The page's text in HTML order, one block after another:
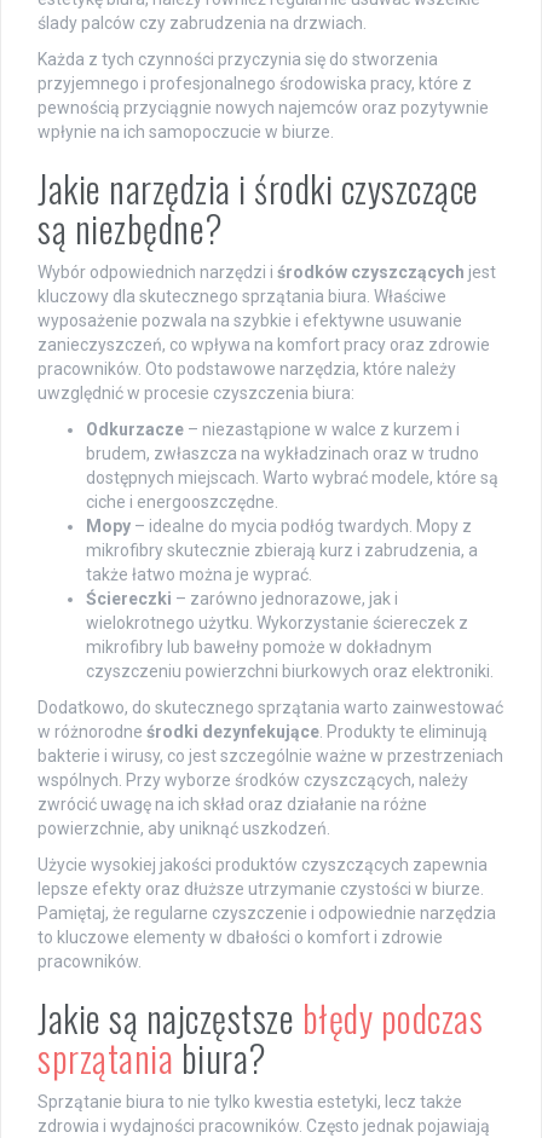
ślady palców czy zabrudzenia na drzwiach.
Każda z tych czynności przyczynia się do stworzenia
przyjemnego i profesjonalnego środowiska pracy, które z
pewnością przyciągnie nowych najemców oraz pozytywnie
wpłynie na ich samopoczucie w biurze.
Jakie narzędzia i środki czyszczące
są niezbędne?
Wybór odpowiednich narzędzi i środków czyszczących jest
kluczowy dla skutecznego sprzątania biura. Właściwe
wyposażenie pozwala na szybkie i efektywne usuwanie
zanieczyszczeń, co wpływa na komfort pracy oraz zdrowie
pracowników. Oto podstawowe narzędzia, które należy
uwzględnić w procesie czyszczenia biura:
Odkurzacze – niezastąpione w walce z kurzem i
brudem, zwłaszcza na wykładzinach oraz w trudno
dostępnych miejscach. Warto wybrać modele, które są
ciche i energooszczędne.
Mopy – idealne do mycia podłóg twardych. Mopy z
mikrofibry skutecznie zbierają kurz i zabrudzenia, a
także łatwo można je wyprać.
Ściereczki – zarówno jednorazowe, jak i
wielokrotnego użytku. Wykorzystanie ściereczek z
mikrofibry lub bawełny pomoże w dokładnym
czyszczeniu powierzchni biurkowych oraz elektroniki.
Dodatkowo, do skutecznego sprzątania warto zainwestować
w różnorodne środki dezynfekujące . Produkty te eliminują
bakterie i wirusy, co jest szczególnie ważne w przestrzeniach
wspólnych. Przy wyborze środków czyszczących, należy
zwrócić uwagę na ich skład oraz działanie na różne
powierzchnie, aby uniknąć uszkodzeń.
Użycie wysokiej jakości produktów czyszczących zapewnia
lepsze efekty oraz dłuższe utrzymanie czystości w biurze.
Pamiętaj, że regularne czyszczenie i odpowiednie narzędzia
to kluczowe elementy w dbałości o komfort i zdrowie
pracowników.
Jakie są najczęstsze błędy podczas
sprzątaniabiura?
Sprzątanie biura to nie tylko kwestia estetyki, lecz także
zdrowia i wydajności pracowników. Często jednak pojawiają